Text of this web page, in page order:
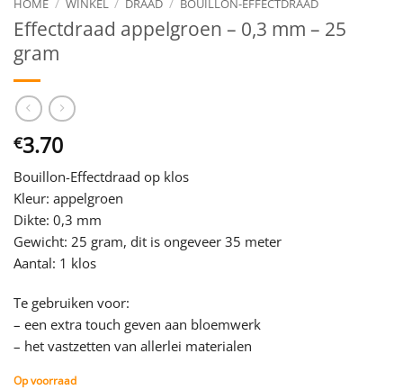
HOME / WINKEL / DRAAD / BOUILLON-EFFECTDRAAD
Effectdraad appelgroen – 0,3 mm – 25
gram
€3.70
Bouillon-Effectdraad op klos
Kleur: appelgroen
Dikte: 0,3 mm
Gewicht: 25 gram, dit is ongeveer 35 meter
Aantal: 1 klos
Te gebruiken voor:
– een extra touch geven aan bloemwerk
– het vastzetten van allerlei materialen
Op voorraad